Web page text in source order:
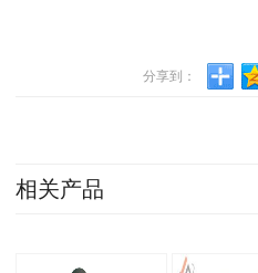
分享到：
相关产品